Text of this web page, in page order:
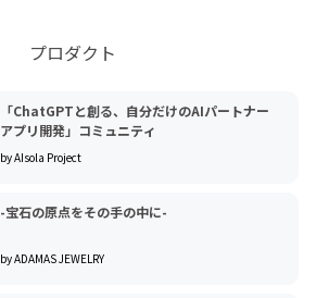
プロダクト
「ChatGPTと創る、自分だけのAIパートナー
アプリ開発」コミュニティ
by AIsola Project
-宝石の原点をその手の中に-
by ADAMAS JEWELRY